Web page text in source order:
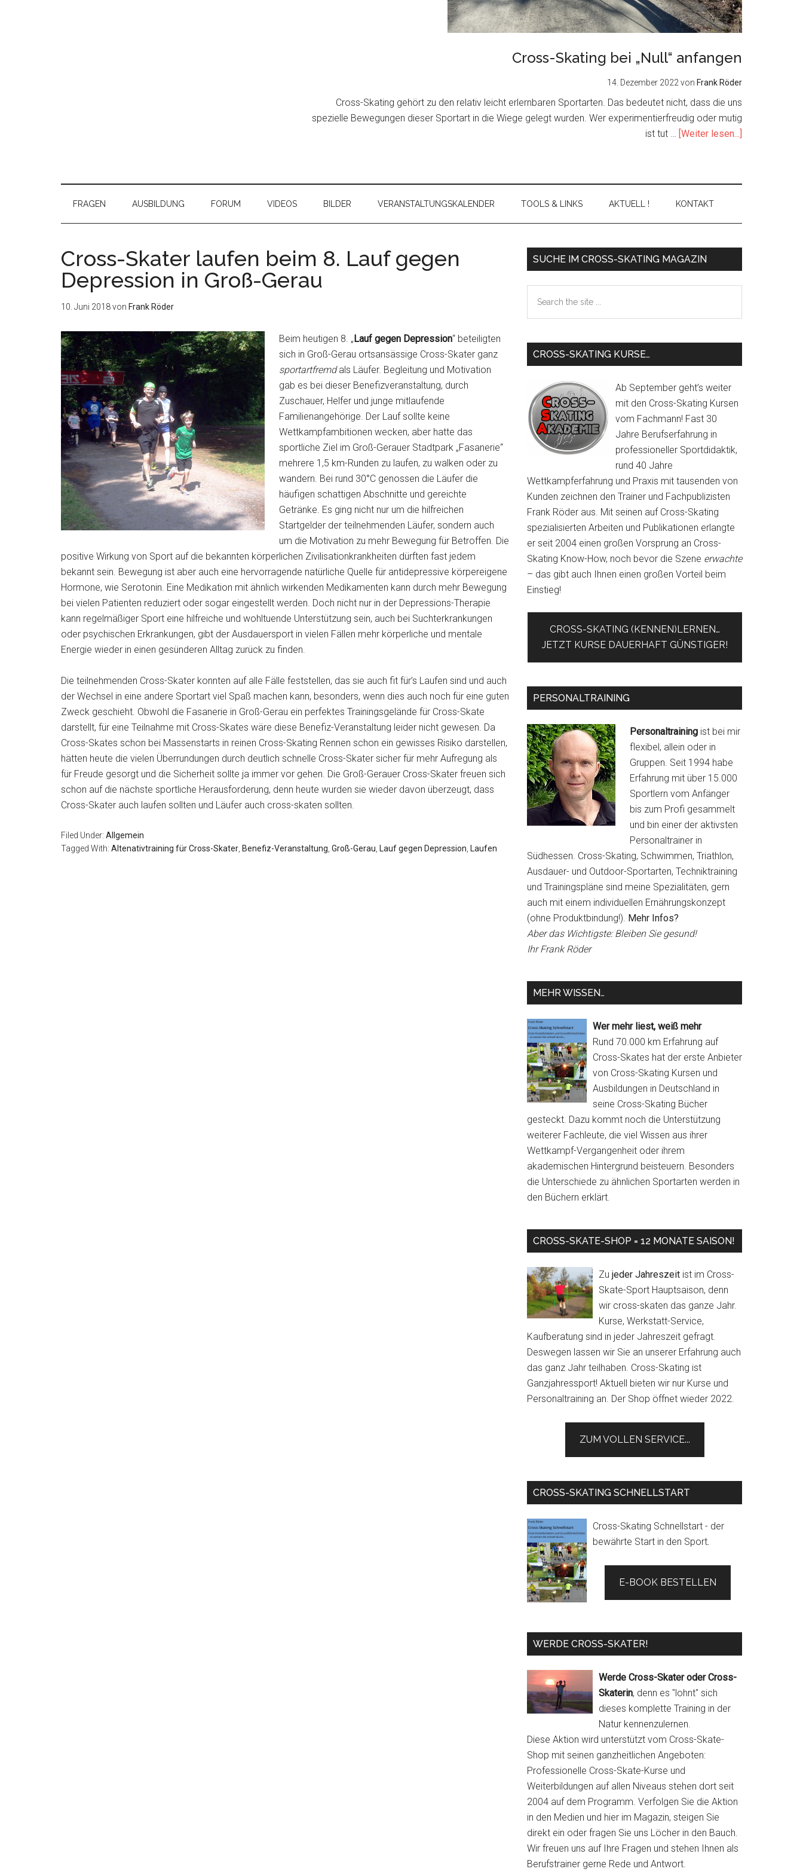
Cross-Skating bei „Null“ anfangen
14. Dezember 2022 von Frank Röder
Cross-Skating gehört zu den relativ leicht erlernbaren Sportarten. Das bedeutet nicht, dass die uns
spezielle Bewegungen dieser Sportart in die Wiege gelegt wurden. Wer experimentierfreudig oder mutig
ist tut … [Weiter lesen...]
FRAGEN AUSBILDUNG FORUM VIDEOS BILDER VERANSTALTUNGSKALENDER TOOLS & LINKS AKTUELL ! KONTAKT
Cross-Skater laufen beim 8. Lauf gegen
Depression in Groß-Gerau
10. Juni 2018von Frank Röder
Beim heutigen 8. „Lauf gegen Depression“ beteiligten
sich in Groß-Gerau ortsansässige Cross-Skater ganz
sportartfremdals Läufer. Begleitung und Motivation
gab es bei dieser Benefizveranstaltung, durch
Zuschauer, Helfer und junge mitlaufende
Familienangehörige. Der Lauf sollte keine
Wettkampfambitionen wecken, aber hatte das
sportliche Ziel im Groß-Gerauer Stadtpark „Fasanerie“
mehrere 1,5 km-Runden zu laufen, zu walken oder zu
wandern. Bei rund 30°C genossen die Läufer die
häufigen schattigen Abschnitte und gereichte
Getränke. Es ging nicht nur um die hilfreichen
Startgelder der teilnehmenden Läufer, sondern auch
um die Motivation zu mehr Bewegung für Betroffen. Die
positive Wirkung von Sport auf die bekannten körperlichen Zivilisationkrankheiten dürften fast jedem
bekannt sein. Bewegung ist aber auch eine hervorragende natürliche Quelle für antidepressive körpereigene
Hormone, wie Serotonin. Eine Medikation mit ähnlich wirkenden Medikamenten kann durch mehr Bewegung
bei vielen Patienten reduziert oder sogar eingestellt werden. Doch nicht nur in der Depressions-Therapie
kann regelmäßiger Sport eine hilfreiche und wohltuende Unterstützung sein, auch bei Suchterkrankungen
oder psychischen Erkrankungen, gibt der Ausdauersport in vielen Fällen mehr körperliche und mentale
Energie wieder in einen gesünderen Alltag zurück zu finden.
Die teilnehmenden Cross-Skater konnten auf alle Fälle feststellen, das sie auch fit für’s Laufen sind und auch
der Wechsel in eine andere Sportart viel Spaß machen kann, besonders, wenn dies auch noch für eine guten
Zweck geschieht. Obwohl die Fasanerie in Groß-Gerau ein perfektes Trainingsgelände für Cross-Skate
darstellt, für eine Teilnahme mit Cross-Skates wäre diese Benefiz-Veranstaltung leider nicht gewesen. Da
Cross-Skates schon bei Massenstarts in reinen Cross-Skating Rennen schon ein gewisses Risiko darstellen,
hätten heute die vielen Überrundungen durch deutlich schnelle Cross-Skater sicher für mehr Aufregung als
für Freude gesorgt und die Sicherheit sollte ja immer vor gehen. Die Groß-Gerauer Cross-Skater freuen sich
schon auf die nächste sportliche Herausforderung, denn heute wurden sie wieder davon überzeugt, dass
Cross-Skater auch laufen sollten und Läufer auch cross-skaten sollten.
Filed Under: Allgemein
Tagged With: Altenativtraining für Cross-Skater Benefiz-Veranstaltung Groß-Gerau Lauf gegen Depression Laufen
Primary
SUCHE IM CROSS-SKATING MAGAZIN
the
CROSS-SKATING KURSE…
Ab September geht’s weiter
mit den Cross-Skating Kursen
vom Fachmann! Fast 30
Jahre Berufserfahrung in
professioneller Sportdidaktik,
rund 40 Jahre
Wettkampferfahrung und Praxis mit tausenden von
Kunden zeichnen den Trainer und Fachpublizisten
Frank Röder aus. Mit seinen auf Cross-Skating
spezialisierten Arbeiten und Publikationen erlangte
er seit 2004 einen großen Vorsprung an Cross-
Skating Know-How, noch bevor die Szene erwachte
– das gibt auch Ihnen einen großen Vorteil beim
Einstieg!
CROSS-SKATING (KENNEN)LERNEN…
JETZT KURSE DAUERHAFT GÜNSTIGER!
PERSONALTRAINING
Personaltraining ist bei mir
flexibel, allein oder in
Gruppen. Seit 1994 habe
Erfahrung mit über 15.000
Sportlern vom Anfänger
bis zum Profi gesammelt
und bin einer der aktivsten
Personaltrainer in
Südhessen. Cross-Skating, Schwimmen, Triathlon,
Ausdauer- und Outdoor-Sportarten, Techniktraining
und Trainingspläne sind meine Spezialitäten, gern
auch mit einem individuellen Ernährungskonzept
(ohne Produktbindung!). Mehr Infos?
Aber das Wichtigste: Bleiben Sie gesund!
Ihr Frank Röder
MEHR WISSEN…
Wer mehr liest, weiß mehr
Rund 70.000 km Erfahrung auf
Cross-Skates hat der erste Anbieter
von Cross-Skating Kursen und
Ausbildungen in Deutschland in
seine Cross-Skating Bücher
gesteckt. Dazu kommt noch die Unterstützung
weiterer Fachleute, die viel Wissen aus ihrer
Wettkampf-Vergangenheit oder ihrem
akademischen Hintergrund beisteuern. Besonders
die Unterschiede zu ähnlichen Sportarten werden in
den Büchern erklärt.
CROSS-SKATE-SHOP = 12 MONATE SAISON!
Zu jeder Jahreszeit ist im Cross-
Skate-Sport Hauptsaison, denn
wir cross-skaten das ganze Jahr.
Kurse, Werkstatt-Service,
Kaufberatung sind in jeder Jahreszeit gefragt.
Deswegen lassen wir Sie an unserer Erfahrung auch
das ganz Jahr teilhaben. Cross-Skating ist
Ganzjahressport! Aktuell bieten wir nur Kurse und
Personaltraining an. Der Shop öffnet wieder 2022.
ZUM VOLLEN SERVICE...
CROSS-SKATING SCHNELLSTART
Cross-Skating Schnellstart - der
bewährte Start in den Sport.
E-BOOK BESTELLEN
WERDE CROSS-SKATER!
Werde Cross-Skater oder Cross-
Skaterin, denn es "lohnt" sich
dieses komplette Training in der
Natur kennenzulernen.
Diese Aktion wird unterstützt vom Cross-Skate-
Shop mit seinen ganzheitlichen Angeboten:
Professionelle Cross-Skate-Kurse und
Weiterbildungen auf allen Niveaus stehen dort seit
2004 auf dem Programm. Verfolgen Sie die Aktion
in den Medien und hier im Magazin, steigen Sie
direkt ein oder fragen Sie uns Löcher in den Bauch.
Wir freuen uns auf Ihre Fragen und stehen Ihnen als
Berufstrainer gerne Rede und Antwort.